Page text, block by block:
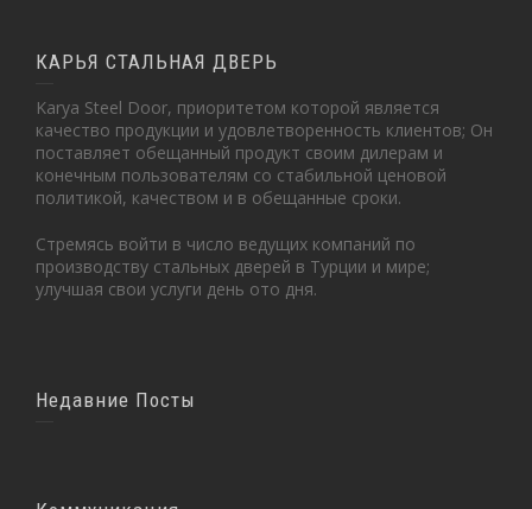
КАРЬЯ СТАЛЬНАЯ ДВЕРЬ
Karya Steel Door, приоритетом которой является
качество продукции и удовлетворенность клиентов; Он
поставляет обещанный продукт своим дилерам и
конечным пользователям со стабильной ценовой
политикой, качеством и в обещанные сроки.
Стремясь войти в число ведущих компаний по
производству стальных дверей в Турции и мире;
улучшая свои услуги день ото дня.
Недавние Посты